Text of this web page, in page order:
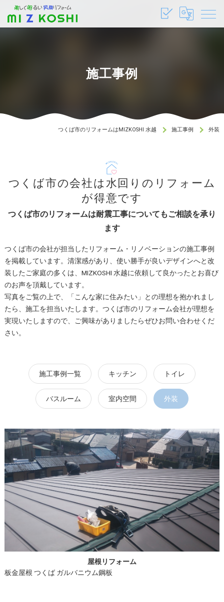
施工事例
つくば市のリフォームはMIZKOSHI 水越 施工事例 外装
つくば市の会社は水回りのリフォーム
が得意です
つくば市のリフォームは耐震工事についてもご相談を承り
ます
つくば市の会社が担当したリフォーム・リノベーションの施工事例
を掲載しています。清潔感があり、使い勝手が良いデザインへと改
装したご家庭の多くは、MIZKOSHI 水越に依頼して良かったとお喜び
のお声を頂戴しています。
写真をご覧の上で、「こんな家に住みたい」との理想を抱かれまし
たら、施工を担当いたします。つくば市のリフォーム会社が理想を
実現いたしますので、ご興味がありましたらぜひお問い合わせくだ
さい。
施工事例一覧 キッチン トイレ
バスルーム 室内空間 外装
屋根リフォーム
板金屋根 つくば ガルバニウム鋼板